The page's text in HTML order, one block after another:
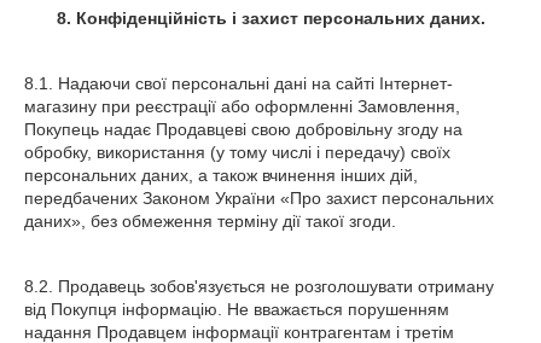
8. Конфіденційність і захист персональних даних.
8.1. Надаючи свої персональні дані на сайті Інтернет-
магазину при реєстрації або оформленні Замовлення,
Покупець надає Продавцеві свою добровільну згоду на
обробку, використання (у тому числі і передачу) своїх
персональних даних, а також вчинення інших дій,
передбачених Законом України «Про захист персональних
даних», без обмеження терміну дії такої згоди.
8.2. Продавець зобов'язується не розголошувати отриману
від Покупця інформацію. Не вважається порушенням
надання Продавцем інформації контрагентам і третім